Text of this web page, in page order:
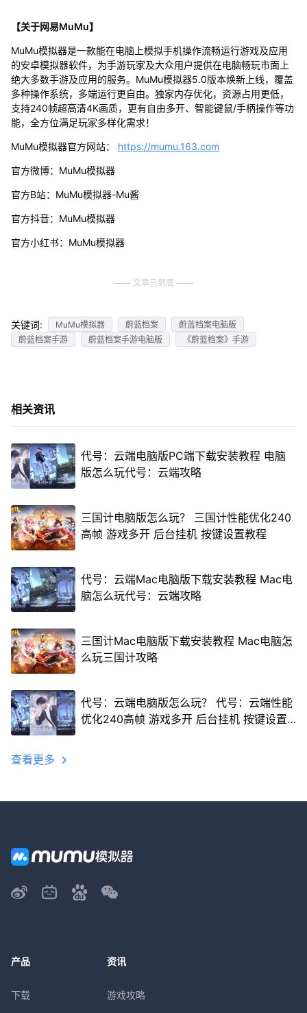
【关于网易MuMu】
MuMu模拟器是一款能在电脑上模拟手机操作流畅运行游戏及应用
的安卓模拟器软件，为手游玩家及大众用户提供在电脑畅玩市面上
绝大多数手游及应用的服务。MuMu模拟器5.0版本焕新上线，覆盖
多种操作系统，多端运行更自由。独家内存优化，资源占用更低，
支持240帧超高清4K画质，更有自由多开、智能键鼠/手柄操作等功
能，全方位满足玩家多样化需求！
MuMu模拟器官方网站： https://mumu.163.com
官方微博：MuMu模拟器
官方B站：MuMu模拟器-Mu酱
官方抖音：MuMu模拟器
官方小红书：MuMu模拟器
文章已到底
关键词: MuMu模拟器 蔚蓝档案
蔚蓝档案电脑版
蔚蓝档案手游
蔚蓝档案手游电脑版 《蔚蓝档案》手游
相关资讯
代号：云端电脑版PC端下载安装教程 电脑
版怎么玩代号：云端攻略
三国计电脑版怎么玩？ 三国计性能优化240
高帧 游戏多开 后台挂机 按键设置教程
代号：云端Mac电脑版下载安装教程 Mac电
脑怎么玩代号：云端攻略
三国计Mac电脑版下载安装教程 Mac电脑怎
么玩三国计攻略
代号：云端电脑版怎么玩？ 代号：云端性能
优化240高帧 游戏多开 后台挂机 按键设置
查看更多
产品
下载
资讯
游戏攻略